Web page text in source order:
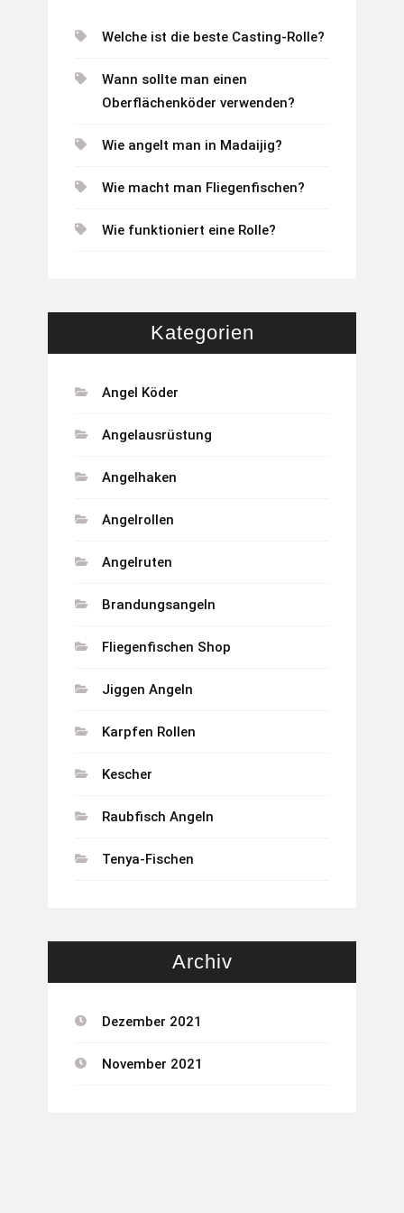
Welche ist die beste Casting-Rolle?
Wann sollte man einen
Oberflächenköder verwenden?
Wie angelt man in Madaijig?
Wie macht man Fliegenfischen?
Wie funktioniert eine Rolle?
Kategorien
Angel Köder
Angelausrüstung
Angelhaken
Angelrollen
Angelruten
Brandungsangeln
Fliegenfischen Shop
Jiggen Angeln
Karpfen Rollen
Kescher
Raubfisch Angeln
Tenya-Fischen
Archiv
Dezember 2021
November 2021